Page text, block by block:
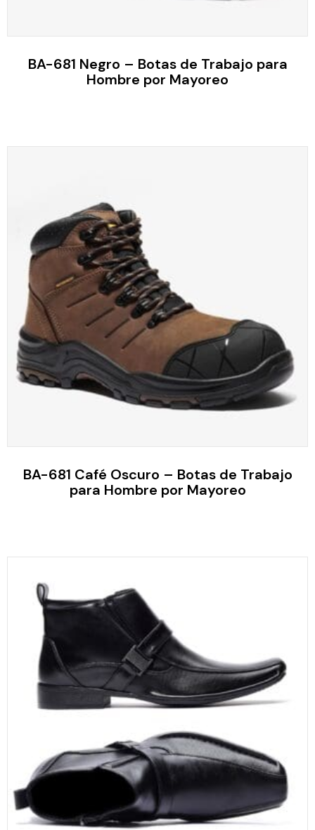
BA-681 Negro – Botas de Trabajo para
Hombre por Mayoreo
BA-681 Café Oscuro – Botas de Trabajo
para Hombre por Mayoreo